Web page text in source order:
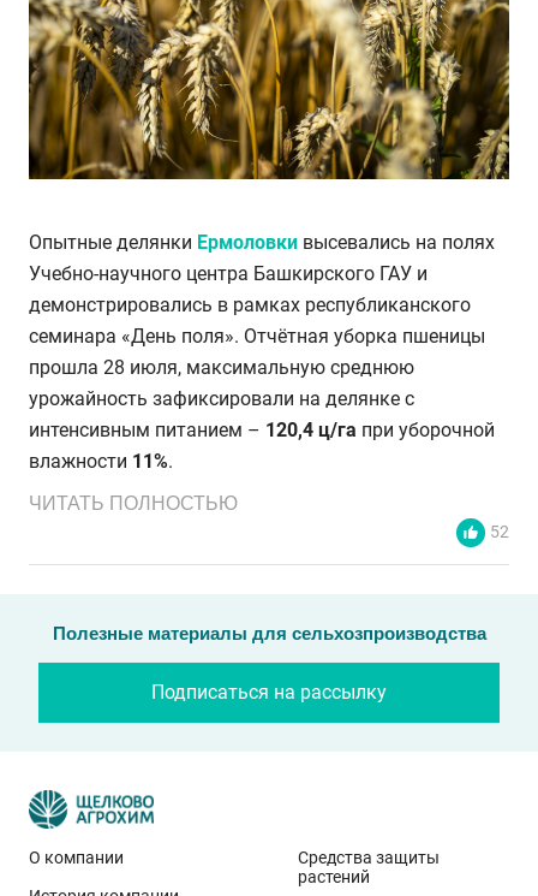
Опытные делянки Ермоловки высевались на полях
Учебно-научного центра Башкирского ГАУ и
демонстрировались в рамках республиканского
семинара «День поля». Отчётная уборка пшеницы
прошла 28 июля, максимальную среднюю
урожайность зафиксировали на делянке с
интенсивным питанием – 120,4 ц/га при уборочной
влажности 11%.
ЧИТАТЬ ПОЛНОСТЬЮ
52
Полезные материалы для сельхозпроизводства
Подписаться на рассылку
О компании
Средства защиты
растений